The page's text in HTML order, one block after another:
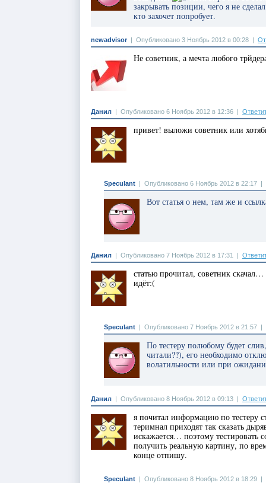
закрывать позиции, чего я не
кто захочет попробует.
newadvisor| Опубликовано 3 Ноябрь 2012 в 00:28 |
Не советник, а мечта любого
Данил | Опубликовано 6 Ноябрь 2012 в 12:36 |
привет! выложи советник или
Speculant | Опубликовано 6 Ноябрь 2012 в 22:17 |
Вот статья о нем, там же и
Данил | Опубликовано 7 Ноябрь 2012 в 17:31 |
статью прочитал, советник скачал…
идёт:(
Speculant | Опубликовано 7 Ноябрь 2012 в 21:57 |
По тестеру полюбому будет
читали??), его необходимо
волатильности или при
Данил | Опубликовано 8 Ноябрь 2012 в 09:13 |
я почитал информацию по тестеру
теримнал приходят так сказать
искажается… поэтому тестировать
получить реальную картину, по
конце отпишу.
Speculant | Опубликовано 8 Ноябрь 2012 в 18:29 |